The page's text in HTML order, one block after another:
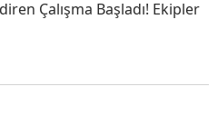
Çalışma Başladı! Ekipler